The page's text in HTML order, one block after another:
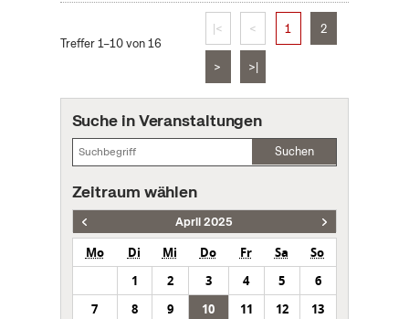
Treffer 1–10 von 16
|< < 1 2
> >|
Suche in Veranstaltungen
Suchen
Zeitraum wählen
April 2025
Mo Di Mi Do Fr Sa
So
1
2 3 4 5
6
7
8 9 10 11 12
13